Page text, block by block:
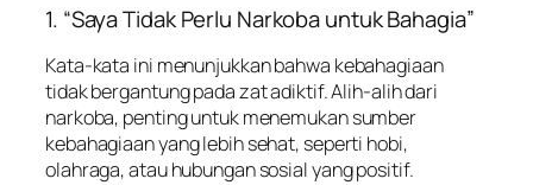
1. “Saya Tidak Perlu Narkoba untuk Bahagia”
Kata-kata ini menunjukkan bahwa kebahagiaan
tidak bergantung pada zat adiktif. Alih-alih dari
narkoba, penting untuk menemukan sumber
kebahagiaan yang lebih sehat, seperti hobi,
olahraga, atau hubungan sosial yang positif.